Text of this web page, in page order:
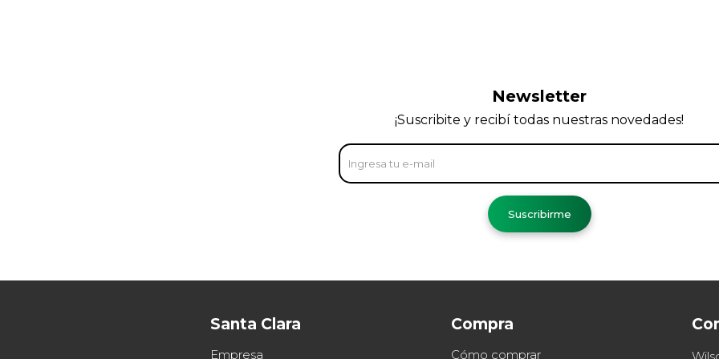
Santa Clara
Empresa
Compra
Cómo comprar
Newsletter
¡Suscribite y recibí todas nuestras novedades!
Suscribirme